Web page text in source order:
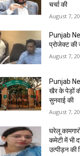
चर्चा की
August 7,
Punjab
प्रोजेक्ट की
August 7,
Punjab
खैर के पेड़ों
सुनवाई की
August 7,
घरेलू
कमेटी में भी
उत्पीड़न की